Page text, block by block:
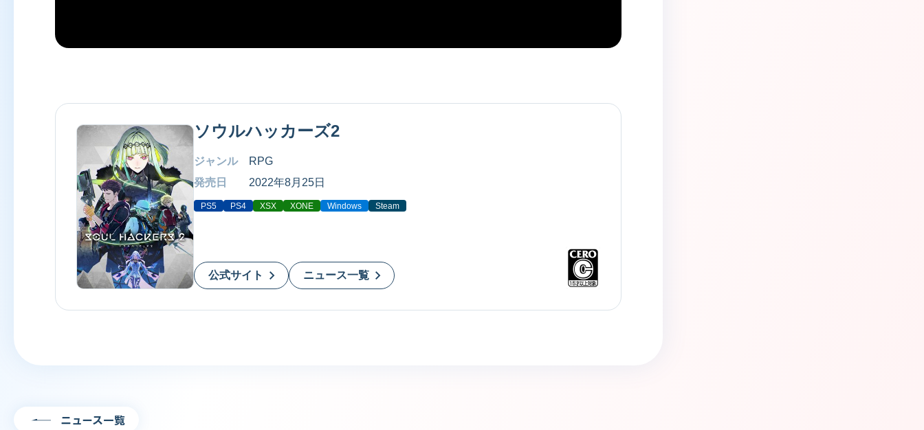
ソウルハッカーズ2
ジャンル
RPG
発売日
2022年8月25日
PS5 PS4 XSX XONE Windows Steam
公式サイト ニュース一覧
ニュース一覧